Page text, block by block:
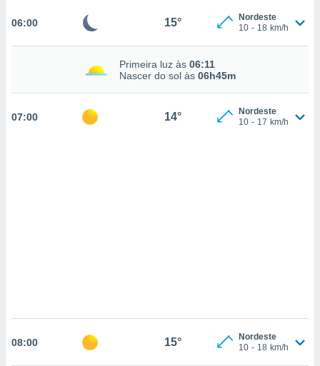
a
ou
como
06:00 15°
Nordeste
10 - 18 km/h
Primeira luz às 06:11
Nascer do sol às 06h45m
07:00 14°
Nordeste
10 - 17 km/h
08:00 15°
Nordeste
10 - 18 km/h